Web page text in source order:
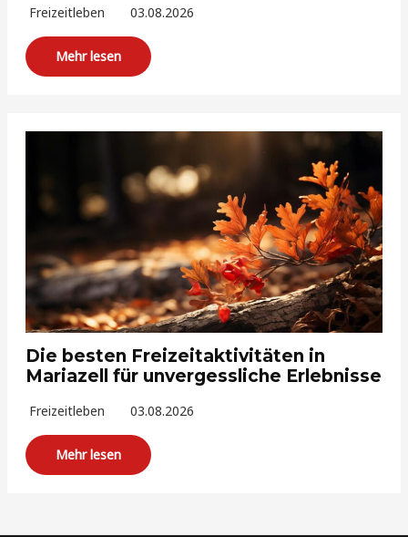
Freizeitleben 03.08.2026
Mehr lesen
Die besten Freizeitaktivitäten in
Mariazell für unvergessliche Erlebnisse
Freizeitleben 03.08.2026
Mehr lesen